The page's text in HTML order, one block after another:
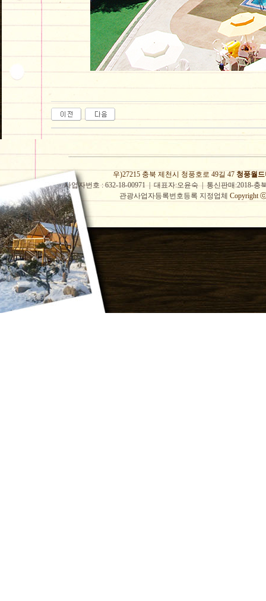
우)27215 충북 제천시 청풍호로 49길 47 청풍월
사업자번호 : 632-18-00971 | 대표자:오윤숙 | 통신판매:2018-충
관광사업자등록번호등록 지정업체 Copyright